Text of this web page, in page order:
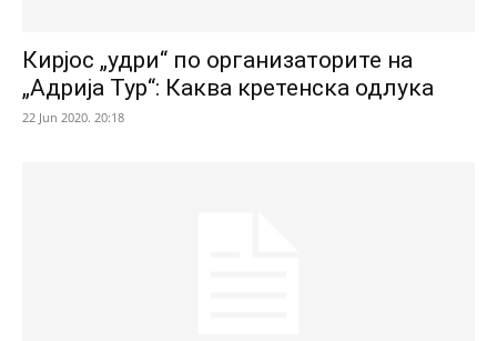
Кирјос „удри“ по организаторите на
„Адрија Тур“: Каква кретенска одлука
22 Jun 2020. 20:18